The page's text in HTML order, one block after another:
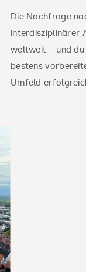
Die Nachfrage
interdisziplinärer
weltweit – und
bestens
Umfeld